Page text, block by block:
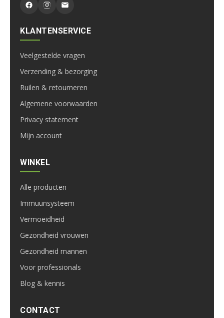
KLANTENSERVICE
Veelgestelde vragen
Verzending & bezorging
Ruilen & retourneren
Algemene voorwaarden
Privacy statement
Mijn account
WINKEL
Alle producten
Immuunsysteem
Vermoeidheid
Gezondheid vrouwen
Gezondheid mannen
Voor professionals
Blog & kennis
CONTACT